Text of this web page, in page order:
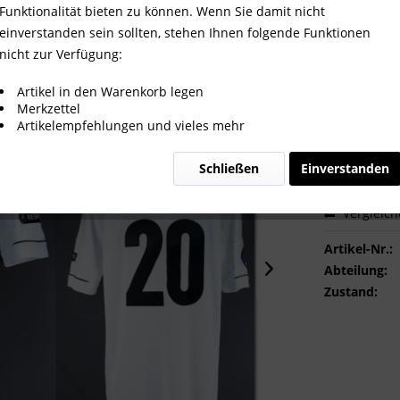
gegen Italien, DFB - Trikot
Sofort
Artikel-Nr.:
Abteilung:
Zustand:
Funktionalität bieten zu können. Wenn Sie damit nicht
einverstanden sein sollten, stehen Ihnen folgende Funktionen
nicht zur Verfügung:
Artikel in den Warenkorb legen
Merkzettel
Artikelempfehlungen und vieles mehr
Einverstanden
Schließen